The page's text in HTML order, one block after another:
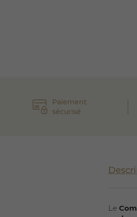
Paiement
sécurisé
Le